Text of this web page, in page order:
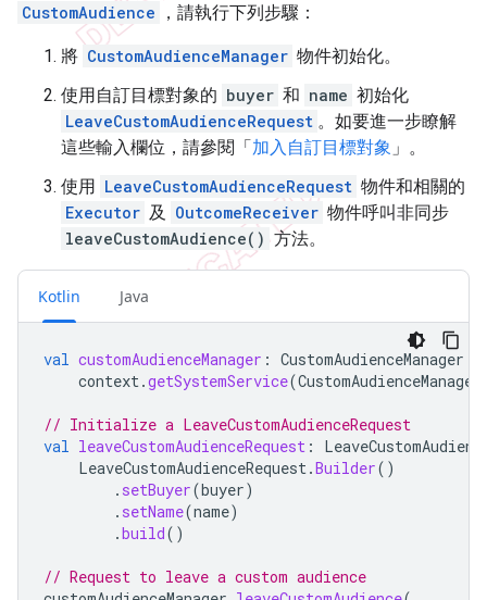
CustomAudience
，請執行下列步驟：
將 CustomAudienceManager 物件初始化。
使用自訂目標對象的 buyer 和 name 初始化
LeaveCustomAudienceRequest 。如要進一步瞭解
這些輸入欄位，請參閱「加入自訂目標對象 」。
使用 LeaveCustomAudienceRequest 物件和相關的
Executor 及 OutcomeReceiver 物件呼叫非同步
leaveCustomAudience() 方法。
Kotlin Java
val customAudienceManager : CustomAudienceManager
context .getSystemService(CustomAudienceManager
// Initialize a LeaveCustomAudienceRequest
val leaveCustomAudienceRequest :
LeaveCustomAudienceRequest .Builder()
. setBuyer(buyer)
. setName(name)
.build()
// Request to leave a custom audience